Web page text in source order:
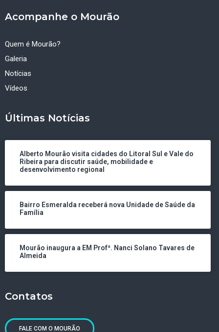
Acompanhe o Mourão
Quem é Mourão?
Galeria
Notícias
Vídeos
Últimas Notícias
Alberto Mourão visita cidades do Litoral Sul e Vale do
Ribeira para discutir saúde, mobilidade e
desenvolvimento regional
Bairro Esmeralda receberá nova Unidade de Saúde da
Família
Mourão inaugura a EM Profª. Nanci Solano Tavares de
Almeida
Contatos
FALE COM O MOURÃO